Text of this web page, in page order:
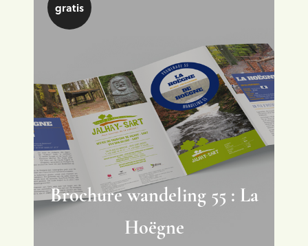
Brochure wandeling 55 : La
Hoëgne
gratis